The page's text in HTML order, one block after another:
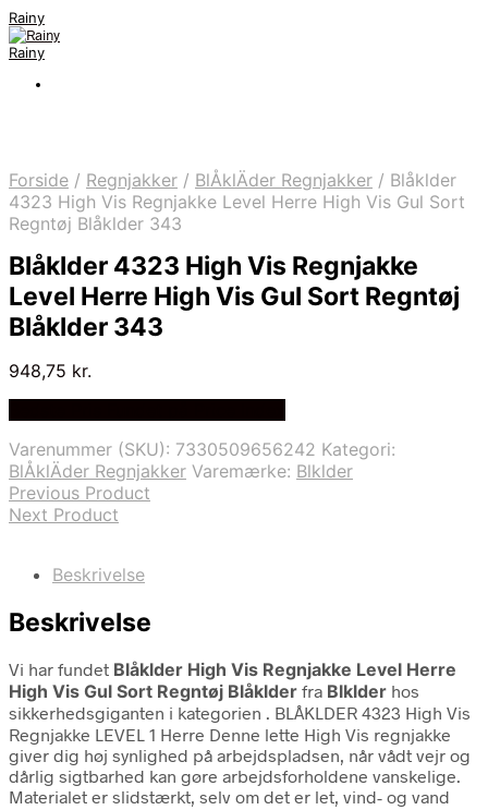
Rainy
Rainy
Forside / Regnjakker / BlÅklÄder Regnjakker / Blåklder
4323 High Vis Regnjakke Level Herre High Vis Gul Sort
Regntøj Blåklder 343
Blåklder 4323 High Vis Regnjakke
Level Herre High Vis Gul Sort Regntøj
Blåklder 343
948,75 kr.
Varenummer (SKU): 7330509656242 Kategori:
BlÅklÄder Regnjakker Varemærke: Blklder
Previous Product
Next Product
Beskrivelse
Beskrivelse
Vi har fundet Blåklder High Vis Regnjakke Level Herre
High Vis Gul Sort Regntøj Blåklder fra Blklder hos
sikkerhedsgiganten i kategorien . BLÅKLDER 4323 High Vis
Regnjakke LEVEL 1 Herre Denne lette High Vis regnjakke
giver dig høj synlighed på arbejdspladsen, når vådt vejr og
dårlig sigtbarhed kan gøre arbejdsforholdene vanskelige.
Materialet er slidstærkt, selv om det er let, vind- og vand